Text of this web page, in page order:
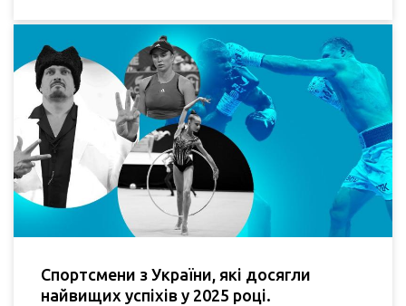
Спортсмени з України, які досягли
найвищих успіхів у 2025 році.